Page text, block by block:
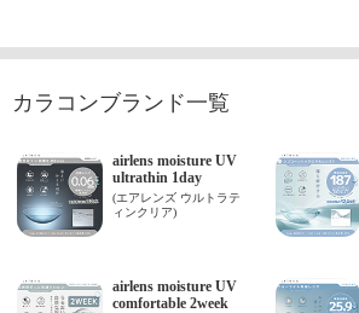
カラコンブランド一覧